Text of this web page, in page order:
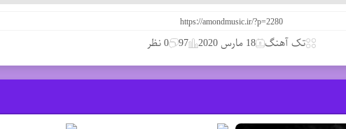
تک آهنگ 18 مارس 2020 97 0 نظر